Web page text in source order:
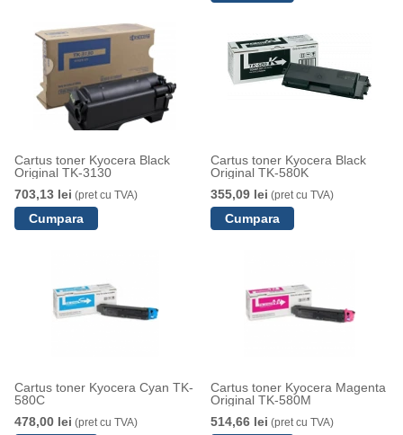
Cartus toner Kyocera Black
Original TK-3130
703,13 lei (pret cu TVA)
Cartus toner Kyocera Black
Original TK-580K
355,09 lei (pret cu TVA)
Cartus toner Kyocera Cyan TK-
580C
478,00 lei (pret cu TVA)
Cartus toner Kyocera Magenta
Original TK-580M
514,66 lei (pret cu TVA)